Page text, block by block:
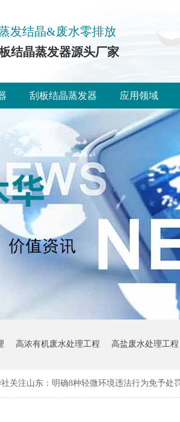
发结晶&废水零排放
结晶蒸发器源头厂家
刮板结晶蒸发器 应用领域
高浓有机废水处理工程 高盐废水处理工程
社关注山东：明确8种轻微环境违法行为免予处